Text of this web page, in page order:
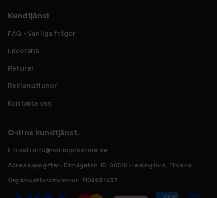
Kundtjänst
FAQ - Vanliga frågor
Leverans
Returer
Reklamationer
Kontakta oss
Online kundtjänst:
E-post: info@nordicprostore.se
Adressuppgifter: Elimägatan 15, 00510 Helsingfors, Finland
Organisationsnummer: FI09931637